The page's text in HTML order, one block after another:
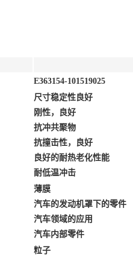
E363154-101519025
尺寸稳定性良好
刚性，良好
抗冲共聚物
抗撞击性，良好
良好的耐热老化性能
耐低温冲击
薄膜
汽车的发动机罩下的零件
汽车领域的应用
汽车内部零件
粒子